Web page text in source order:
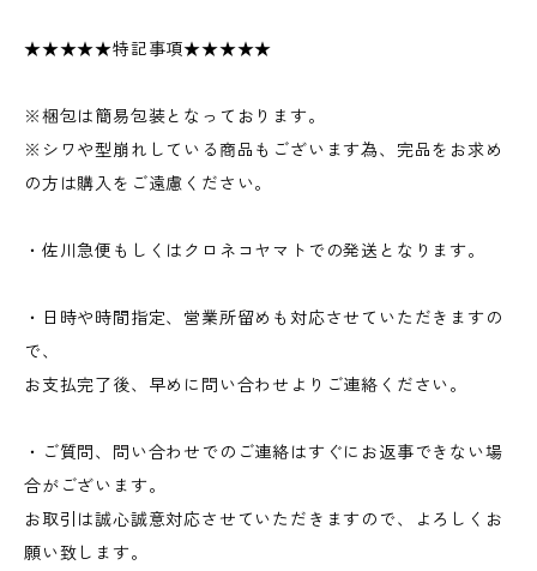
★★★★★特記事項★★★★★
※梱包は簡易包装となっております。
※シワや型崩れしている商品もございます為、完品をお求め
の方は購入をご遠慮ください。
・佐川急便もしくはクロネコヤマトでの発送となります。
・日時や時間指定、営業所留めも対応させていただきますの
で、
お支払完了後、早めに問い合わせよりご連絡ください。
・ご質問、問い合わせでのご連絡はすぐにお返事できない場
合がございます。
お取引は誠心誠意対応させていただきますので、よろしくお
願い致します。